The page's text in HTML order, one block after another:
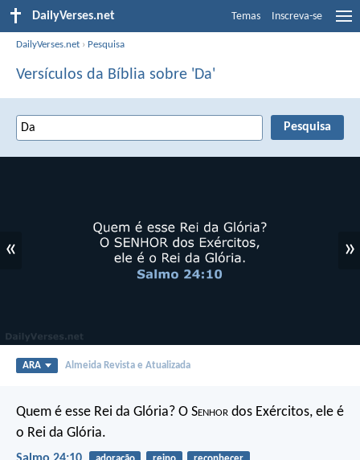
DailyVerses.net Temas Inscreva-se
DailyVerses.net › Pesquisa
Versículos da Bíblia sobre 'Da'
« »
ARA Almeida Revista e Atualizada
Quem é esse Rei da Glória? O Senhor dos Exércitos, ele é
o Rei da Glória.